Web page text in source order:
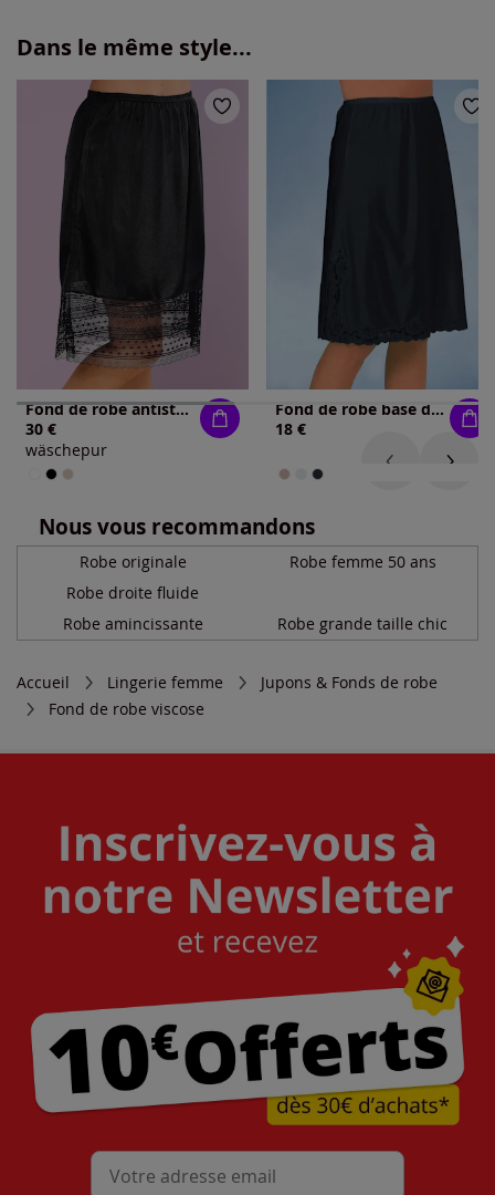
Dans le même style...
Fond de robe antistatique
30 €
wäschepur
Fond de robe base dentelle
18 €
Nous vous recommandons
Robe originale
Robe droite fluide
Robe femme 50 ans
Robe amincissante Robe grande taille chic
Accueil Lingerie femme
Jupons & Fonds de robe
Fond de robe viscose